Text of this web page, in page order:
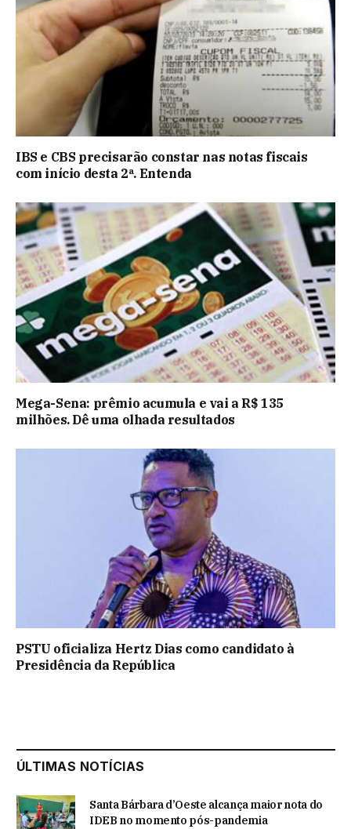
IBS e CBS precisarão constar nas notas fiscais
com início desta 2ª. Entenda
Mega-Sena: prêmio acumula e vai a R$ 135
milhões. Dê uma olhada resultados
PSTU oficializa Hertz Dias como candidato à
Presidência da República
ÚLTIMAS NOTÍCIAS
Santa Bárbara d’Oeste alcança maior nota do
IDEB no momento pós-pandemia